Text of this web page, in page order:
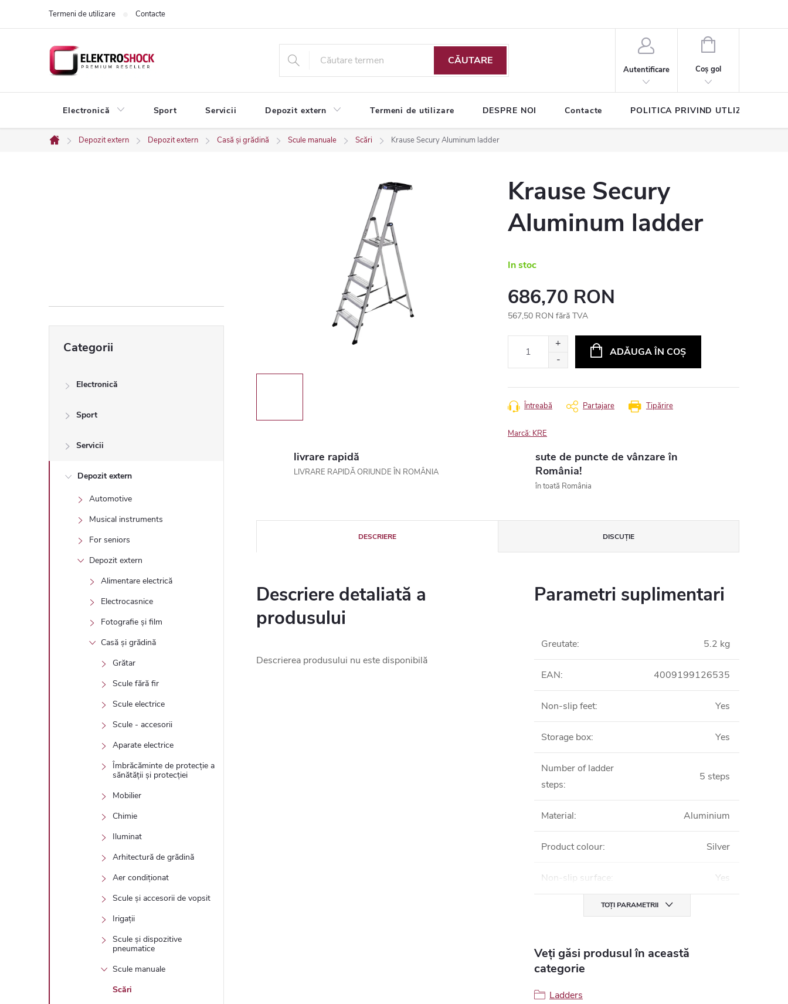
Termeni de utilizare Contacte
CĂUTARE
Autentificare
COŞ
CUMPĂRĂTURI
Coş gol
Electronică Sport Servicii Depozit extern Termeni de utilizare DESPRE NOI Contacte POLITICA PRIVIND UTLIZAREA
Acasă
Depozit extern Depozit extern Casă și grădină Scule manuale Scări Krause Secury Aluminum ladder
l
a
a
pesteCategorii
Electronică
Sport
Servicii
Depozit extern
Automotive
Musical instruments
For seniors
Depozit extern
Alimentare electrică
Electrocasnice
Fotografie și film
Casă și grădină
Grătar
Scule fără fir
Scule electrice
Scule - accesorii
Aparate electrice
Îmbrăcăminte de protecție a
sănătății și protecției
Mobilier
Chimie
Iluminat
Arhitectură de grădină
Aer condiționat
Scule și accesorii de vopsit
Irigații
Scule și dispozitive
pneumatice
Scule manuale
Scări
Krause Secury
Aluminum ladder
In stoc
686,70 RON
567,50 RON fără TVA
ADĂUGA ÎN COŞ
Tipărire
Întreabă Partajare
Marcă: KRE
livrare rapidă
LIVRARE RAPIDĂ ORIUNDE ÎN ROMÂNIA
sute de puncte de vânzare în
România!
în toată România
DESCRIERE DISCUŢIE
Descriere detaliată a
produsului
Descrierea produsului nu este disponibilă
Parametri suplimentari
Greutate: 5.2 kg
EAN: 4009199126535
Non-slip feet: Yes
Storage box: Yes
Number of ladder
steps:
5 steps
Material: Aluminium
Product colour: Silver
Non-slip surface: Yes
TOȚI PARAMETRII
Veți găsi produsul în această
categorie
Ladders